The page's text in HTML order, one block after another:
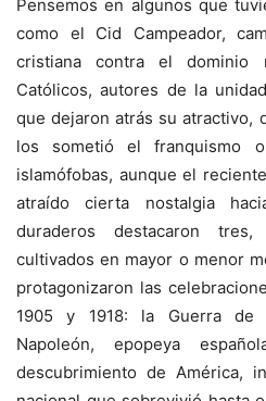
Pensemos en algunos que
como el Cid Campeador,
cristiana contra el dominio
Católicos, autores de la
que dejaron atrás su atractivo,
los sometió el franquismo
islamófobas, aunque el
atraído cierta nostalgia
duraderos destacaron
cultivados en mayor o menor
protagonizaron las
1905 y 1918: la Guerra de
Napoleón, epopeya
descubrimiento de América,